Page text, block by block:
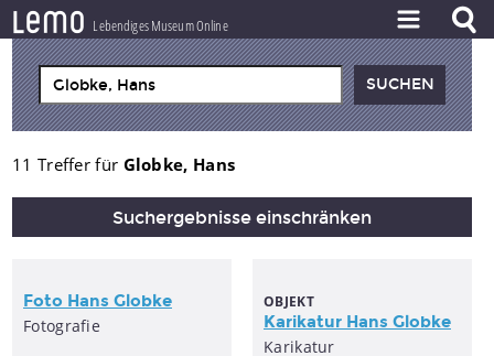
lemo Lebendiges Museum Online
ZEITSTRAHL
THEMEN
ZEITZEUGEN
BESTAND
PROJEKT
11 Treffer für Globke, Hans
Suchergebnisse einschränken
Foto Hans Globke
Fotografie
OBJEKT
Karikatur Hans Globke
Karikatur